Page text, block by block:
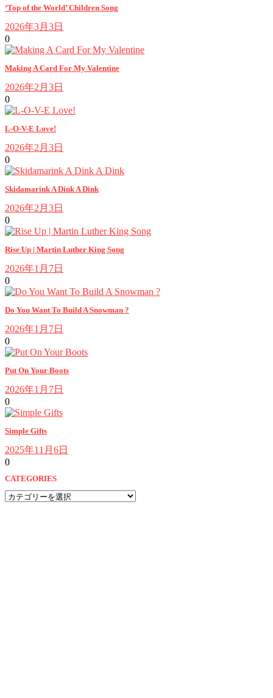
‘Top of the World’ Children Song
2026年3月3日
0
Making A Card For My Valentine
2026年2月3日
0
L-O-V-E Love!
2026年2月3日
0
Skidamarink A Dink A Dink
2026年2月3日
0
Rise Up | Martin Luther King Song
2026年1月7日
0
Do You Want To Build A Snowman ?
2026年1月7日
0
Put On Your Boots
2026年1月7日
0
Simple Gifts
2025年11月6日
0
CATEGORIES
CATEGORIES